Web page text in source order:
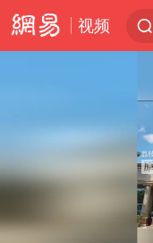
视频